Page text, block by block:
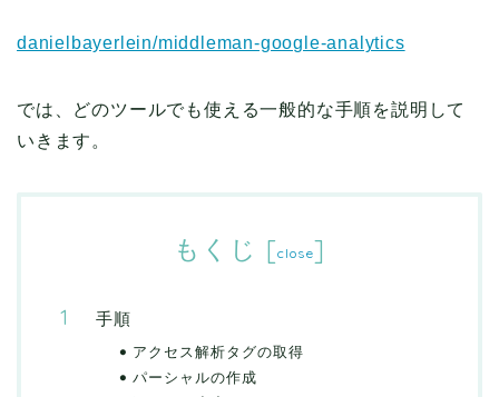
danielbayerlein/middleman-google-analytics
では、どのツールでも使える一般的な手順を説明して
いきます。
もくじ [close]
手順
アクセス解析タグの取得
パーシャルの作成